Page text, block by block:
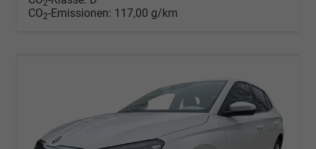
2
CO2-Emissionen: 117,00 g/km